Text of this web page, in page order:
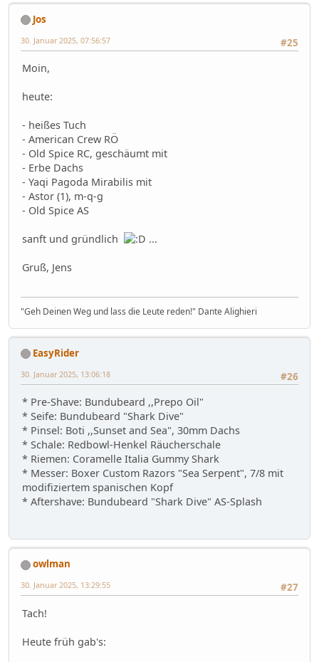
Jos
#25
30. Januar 2025, 07:56:57
Moin,
heute:
- heißes Tuch
- American Crew RÖ
- Old Spice RC, geschäumt mit
- Erbe Dachs
- Yaqi Pagoda Mirabilis mit
- Astor (1), m-q-g
- Old Spice AS
sanft und gründlich ...
Gruß, Jens
"Geh Deinen Weg und lass die Leute reden!" Dante Alighieri
EasyRider
#26
30. Januar 2025, 13:06:18
* Pre-Shave: Bundubeard ,,Prepo Oil"
* Seife: Bundubeard "Shark Dive"
* Pinsel: Boti ,,Sunset and Sea", 30mm Dachs
* Schale: Redbowl-Henkel Räucherschale
* Riemen: Coramelle Italia Gummy Shark
* Messer: Boxer Custom Razors "Sea Serpent", 7/8 mit
modifiziertem spanischen Kopf
* Aftershave: Bundubeard "Shark Dive" AS-Splash
owlman
#27
30. Januar 2025, 13:29:55
Tach!
Heute früh gab's: